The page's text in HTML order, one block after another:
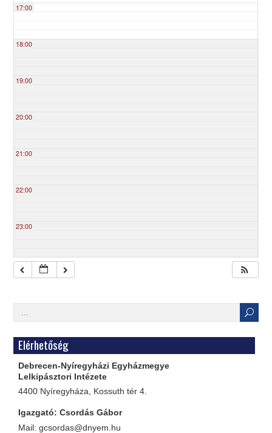
17:00
18:00
19:00
20:00
21:00
22:00
23:00
Elérhetőség
Debrecen-Nyíregyházi Egyházmegye
Lelkipásztori Intézete
4400 Nyíregyháza, Kossuth tér 4.
Igazgató: Csordás Gábor
Mail: gcsordas@dnyem.hu